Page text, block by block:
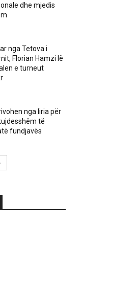
dhe mjedis
nga Tetova i
Florian Hamzi lë
e turneut
nga liria për
të
fundjavës